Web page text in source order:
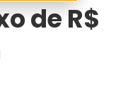
de R$